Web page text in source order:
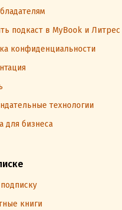
подкаст в MyBook и Литрес
конфиденциальности
технологии
для бизнеса
книги